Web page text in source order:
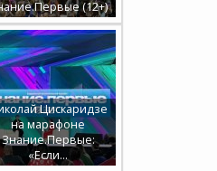
(12+)
Цискаридзе
на марафоне
Знание.Первые:
«Если…